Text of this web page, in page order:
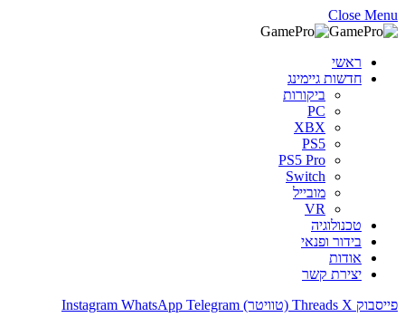
Close Menu
ראשי
חדשות גיימינג
ביקורות
PC
XBX
PS5
PS5 Pro
Switch
מובייל
VR
טכנולוגיה
בידור ופנאי
אודות
יצירת קשר
פייסבוק
Threads X (טוויטר) Instagram WhatsApp Telegram